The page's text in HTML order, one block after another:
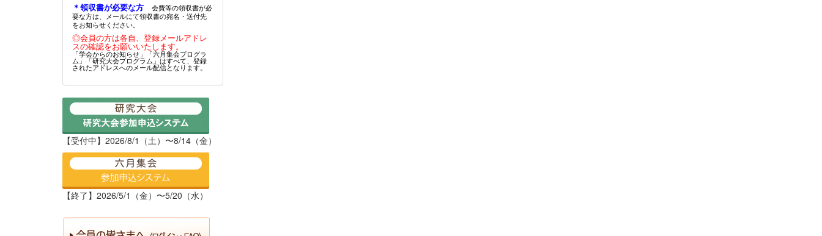
＊領収書が必要な方
会費等の領収書が必
要な方は、メールにて領収書の宛名・送付先
をお知らせください。
◎会員の方は各自、登録メールアドレ
スの確認をお願いいたします。
「学会からのお知らせ」「六月集会プログラ
ム」「研究大会プログラム」はすべて、登録
されたアドレスへのメール配信となります。
【受付中】2026/8/1（土）〜8/14（金）
【終了】2026/5/1（金）〜5/20（水）